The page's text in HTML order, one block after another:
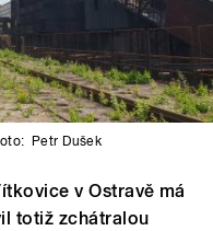
Petr Dušek
v Ostravě má
totiž zchátralou